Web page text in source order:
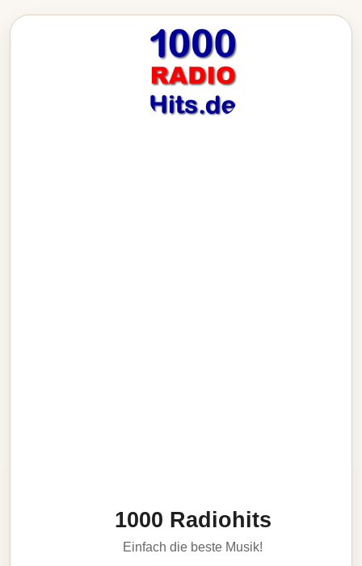
1000 Radiohits
Einfach die beste Musik!